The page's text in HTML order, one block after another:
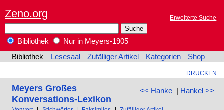
Zeno.org Erweiterte Suche
Bibliothek
Nur in Meyers-1905
Bibliothek
Lesesaal Zufälliger Artikel Kategorien Shop
DRUCKEN
<< Hanke| Hankel >>
Meyers Großes
Konversations-Lexikon